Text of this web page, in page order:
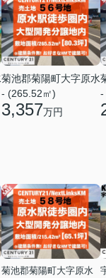
菊池郡菊陽町大字原水
- (265.52㎡)
3,357万円
-
菊池郡菊陽町大字原水